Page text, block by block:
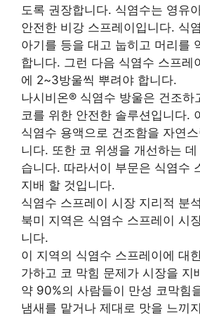
도록 권장합니다. 식염수는 영유
안전한 비강 스프레이입니다. 식
아기를 등을 대고 눕히고 머리를
합니다. 그런 다음 식염수 스프레
에 2~3방울씩 뿌려야 합니다.
나시비온® 식염수 방울은 건조하
코를 위한 안전한 솔루션입니다.
식염수 용액으로 건조함을 자연
니다. 또한 코 위생을 개선하는
습니다. 따라서이 부문은 식염수
지배 할 것입니다.
식염수 스프레이 시장 지리적 분석
북미 지역은 식염수 스프레이 시
니다.
이 지역의 식염수 스프레이에 대
가하고 코 막힘 문제가 시장을 지
약 90%의 사람들이 만성 코막힘
냄새를 맡거나 제대로 맛을 느끼